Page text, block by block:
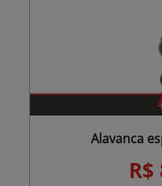
Alavanca
R$